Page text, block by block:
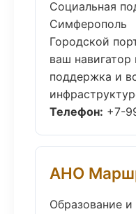
Социальная
Симферополь
Городской
ваш навигатор
поддержка и
Телефон: +7-
АНО
Образование